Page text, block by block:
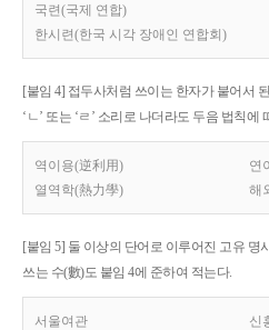
국련(국제 연합)
한시련(한국 시각 장애인 연합회)
[붙임 4] 접두사처럼 쓰이는 한자가 붙어서
‘ㄴ’ 또는 ‘ㄹ’ 소리로 나더라도 두음 법칙에
역이용(逆利用)
연
열역학(熱力學)
해
[붙임 5] 둘 이상의 단어로 이루어진 고유 명
쓰는 수(數)도 붙임 4에 준하여 적는다.
서울여관 신